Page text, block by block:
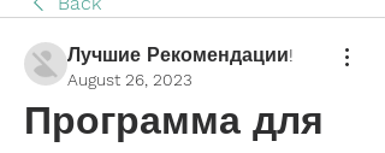
Лучшие Рекомендации!
August 26, 2023
Программа для